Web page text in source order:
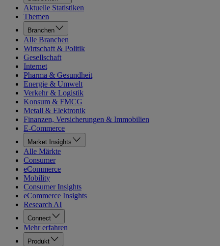
Aktuelle Statistiken
Themen
Branchen
Alle Branchen
Wirtschaft & Politik
Gesellschaft
Internet
Pharma & Gesundheit
Energie & Umwelt
Verkehr & Logistik
Konsum & FMCG
Metall & Elektronik
Finanzen, Versicherungen & Immobilien
E-Commerce
Market Insights
Alle Märkte
Consumer
eCommerce
Mobility
Consumer Insights
eCommerce Insights
Research AI
Connect
Mehr erfahren
Produkt